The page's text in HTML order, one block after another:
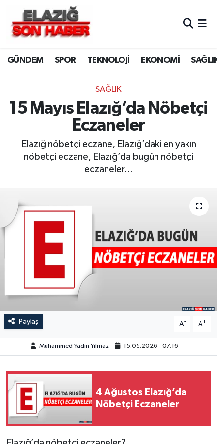
GÜNDEM SPOR TEKNOLOJİ EKONOMİ
SAĞLIK
15 Mayıs Elazığ’da Nöbetçi
Eczaneler
Elazığ nöbetçi eczane, Elazığ’daki en yakın
nöbetçi eczane, Elazığ’da bugün nöbetçi
eczaneler…
Paylaş A- A+
Muhammed Yadin Yılmaz 15.05.2026 - 07:16
4 Ağustos Elazığ’da
Nöbetçi Eczaneler
CANLI YAYIN
ASAYİŞ
BİLİM VE TEKNOLOJİ
DÜNYA
EKONOMİ
GENEL
GÜNDEM
KÜLTÜR-SANAT
MAGAZİN
ÖZEL HABER
POLİTİKA
SAĞLIK
Merkez Hava Durumu
Merkez Trafik Yoğunluk Haritası
Süper Lig Puan Durumu ve Fikstür
Tüm Manşetler
Haber Arşivi